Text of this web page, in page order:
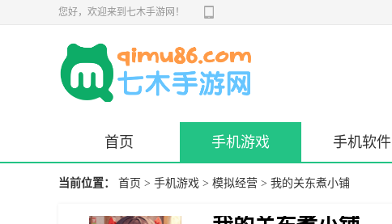
您好，欢迎来到七木手游网！
首页 手机游戏 手机软件
当前位置： 首页 > 手机游戏 > 模拟经营 > 我的关东煮小铺